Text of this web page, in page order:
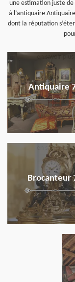
une estimation juste de
à l’antiquaire
dont la réputation
Antiquaire
en savoir plus
Brocanteur
en savoir plus